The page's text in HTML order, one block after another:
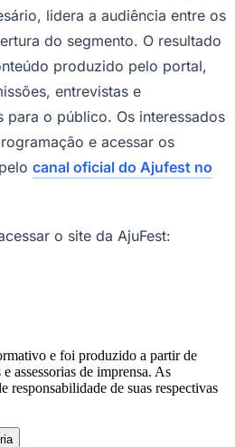
lidera a audiência entre os
do segmento. O resultado
produzido pelo portal,
entrevistas e
para o público. Os interessados
e acessar os
canal oficial do Ajufest no
o site da AjuFest:
e foi produzido a partir de
assessorias de imprensa. As
responsabilidade de suas respectivas